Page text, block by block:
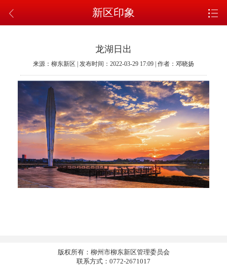
新区印象
龙湖日出
来源：柳东新区 | 发布时间：2022-03-29 17:09 | 作者：邓晓扬
版权所有：柳州市柳东新区管理委员会
联系方式：0772-2671017